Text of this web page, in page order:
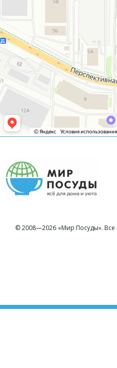
© 2008—2026 «Мир Посуды».